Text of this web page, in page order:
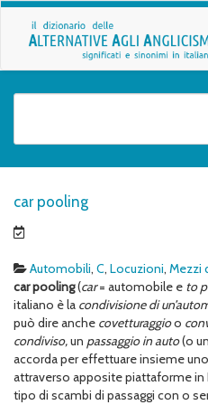
car pooling
Automobili, C, Locuzioni, Mezzi
car pooling(car= automobile e to
italiano è la condivisione di
può dire anche covetturaggioo
condiviso,un passaggio in auto(o
accorda per effettuare insieme
attraverso apposite piattaforme in
tipo di scambi di passaggi con o